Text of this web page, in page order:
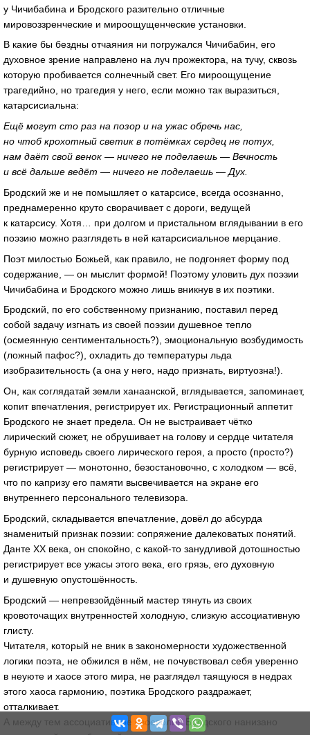
у Чичибабина и Бродского разительно отличные
мировоззренческие и мироощущенческие установки.
В какие бы бездны отчаяния ни погружался Чичибабин, его
духовное зрение направлено на луч прожектора, на тучу, сквозь
которую пробивается солнечный свет. Его мироощущение
трагедийно, но трагедия у него, если можно так выразиться,
катарсисиальна:
Ещё могут сто раз на позор и на ужас обречь нас,
но чтоб крохотный светик в потёмках сердец не потух,
нам даёт свой венок — ничего не поделаешь — Вечность
и всё дальше ведёт — ничего не поделаешь — Дух.
Бродский же и не помышляет о катарсисе, всегда осознанно,
преднамеренно круто сворачивает с дороги, ведущей
к катарсису. Хотя… при долгом и пристальном вглядывании в его
поэзию можно разглядеть в ней катарсисиальное мерцание.
Поэт милостью Божьей, как правило, не подгоняет форму под
содержание, — он мыслит формой! Поэтому уловить дух поэзии
Чичибабина и Бродского можно лишь вникнув в их поэтики.
Бродский, по его собственному признанию, поставил перед
собой задачу изгнать из своей поэзии душевное тепло
(осмеянную сентиментальность?), эмоциональную возбудимость
(ложный пафос?), охладить до температуры льда
изобразительность (а она у него, надо признать, виртуозна!).
Он, как соглядатай земли ханаанской, вглядывается, запоминает,
копит впечатления, регистрирует их. Регистрационный аппетит
Бродского не знает предела. Он не выстраивает чётко
лирический сюжет, не обрушивает на голову и сердце читателя
бурную исповедь своего лирического героя, а просто (просто?)
регистрирует — монотонно, безостановочно, с холодком — всё,
что по капризу его памяти высвечивается на экране его
внутреннего персонального телевизора.
Бродский, складывается впечатление, довёл до абсурда
знаменитый признак поэзии: сопряжение далековатых понятий.
Данте ХХ века, он спокойно, с какой-то занудливой дотошностью
регистрирует все ужасы этого века, его грязь, его духовную
и душевную опустошённость.
Бродский — непревзойдённый мастер тянуть из своих
кровоточащих внутренностей холодную, слизкую ассоциативную
глисту.
Читателя, который не вник в закономерности художественной
логики поэта, не обжился в нём, не почувствовал себя уверенно
в неуюте и хаосе этого мира, не разглядел таящуюся в недрах
этого хаоса гармонию, поэтика Бродского раздражает,
отталкивает.
А между тем ассоциативное своеволие Бродского нанизано